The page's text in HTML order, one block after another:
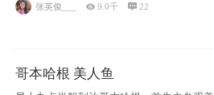
张英俊___ 9.0千 22
哥本哈根 美人鱼